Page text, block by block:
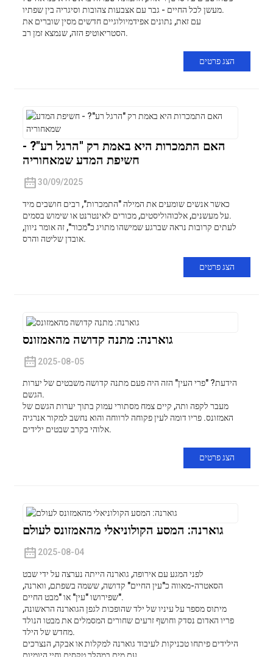
מעשן לכל החיים - גבר עם אצבעות צהובות וסיגריה בין שפתיו.
עם זאת, נתונים אפידמיולוגיים חדשים מסין שוברים את
הסטריאוטיפ הזה, שנמצא זמן רב.
הצג פרטים
האם התמכרות היא באמת רק "הרגל רע"? -
חשיפת המדע שמאחוריה
30/09/2025
כאשר אנשים שומעים את המילה "התמכרות", רבים חושבים מיד
על מעשנים, אלכוהוליסטים, מכורים לאינטרנט או שימוש בסמים.
לעתים קרובות נראה שברגע שמישהו מתויג כ"מכור", זה אומר ניוון,
אובדן שליטה והרס.
הצג פרטים
גוארנה: מתנה קדושה מהאמזונס
2025-08-05
הידעת? "פרי העין" הזה היה פעם מתנה קדושה משבטים של יערות
הגשם.
מעבר לקפה ותה, קיים צמח מסתורי עמוק בתוך יערות הגשם של
האמזונס. פריו דומה לעין פקוחה לרווחה והוא נחשב למקור אנרגיה
אלוהי בקרב שבטים ילידים.
הצג פרטים
גוארנה: המסע הקולוניאלי מהאמזונס לעולם
2025-08-04
לפני המגע עם אירופה, גוארנה הייתה נערצה על ידי שבט
הסאטרה-מאווה כ"עין החיים" קדושה, ששמה בשפתם, ווארנה,
שפירושו "עין" או "מבט החיים".
מיתוס מספר על עיניו של ילד שהופכות לגפן הגוארנה הראשונה,
פריו האדום נסדק וחושף זרעים שחורים המסמלים את מבטו הנולד
מחדש של הילד.
הילידים פיתחו טכניקות לעיבוד גוארנה למקלות או אבקה, הנצרכים